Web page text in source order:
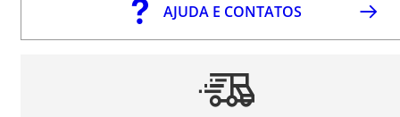
AJUDA E CONTATOS